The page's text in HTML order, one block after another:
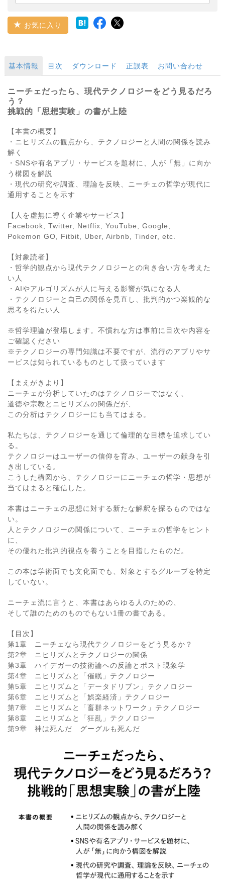
お気に入り
基本情報 目次 ダウンロード 正誤表 お問い合わせ
ニーチェだったら、現代テクノロジーをどう見るだろ
う？
挑戦的「思想実験」の書が上陸
【本書の概要】
・ニヒリズムの観点から、テクノロジーと人間の関係を読み
解く
・SNSや有名アプリ・サービスを題材に、人が「無」に向か
う構図を解説
・現代の研究や調査、理論を反映、ニーチェの哲学が現代に
通用することを示す
【人を虚無に導く企業やサービス】
Facebook, Twitter, Netflix, YouTube, Google,
Pokemon GO, Fitbit, Uber, Airbnb, Tinder, etc.
【対象読者】
・哲学的観点から現代テクノロジーとの向き合い方を考えた
い人
・AIやアルゴリズムが人に与える影響が気になる人
・テクノロジーと自己の関係を見直し、批判的かつ楽観的な
思考を得たい人
※哲学理論が登場します。不慣れな方は事前に目次や内容を
ご確認ください
※テクノロジーの専門知識は不要ですが、流行のアプリやサ
ービスは知られているものとして扱っています
【まえがきより】
ニーチェが分析していたのはテクノロジーではなく、
道徳や宗教とニヒリズムの関係だが、
この分析はテクノロジーにも当てはまる。
私たちは、テクノロジーを通じて倫理的な目標を追求してい
る。
テクノロジーはユーザーの信仰を育み、ユーザーの献身を引
き出している。
こうした構図から、テクノロジーにニーチェの哲学・思想が
当てはまると確信した。
本書はニーチェの思想に対する新たな解釈を探るものではな
い。
人とテクノロジーの関係について、ニーチェの哲学をヒント
に、
その優れた批判的視点を養うことを目指したものだ。
この本は学術面でも文化面でも、対象とするグループを特定
していない。
ニーチェ流に言うと、本書はあらゆる人のための、
そして誰のためのものでもない1冊の書である。
【目次】
第1章 ニーチェなら現代テクノロジーをどう見るか？
第2章 ニヒリズムとテクノロジーの関係
第3章 ハイデガーの技術論への反論とポスト現象学
第4章 ニヒリズムと「催眠」テクノロジー
第5章 ニヒリズムと「データドリブン」テクノロジー
第6章 ニヒリズムと「娯楽経済」テクノロジー
第7章 ニヒリズムと「畜群ネットワーク」テクノロジー
第8章 ニヒリズムと「狂乱」テクノロジー
第9章 神は死んだ グーグルも死んだ